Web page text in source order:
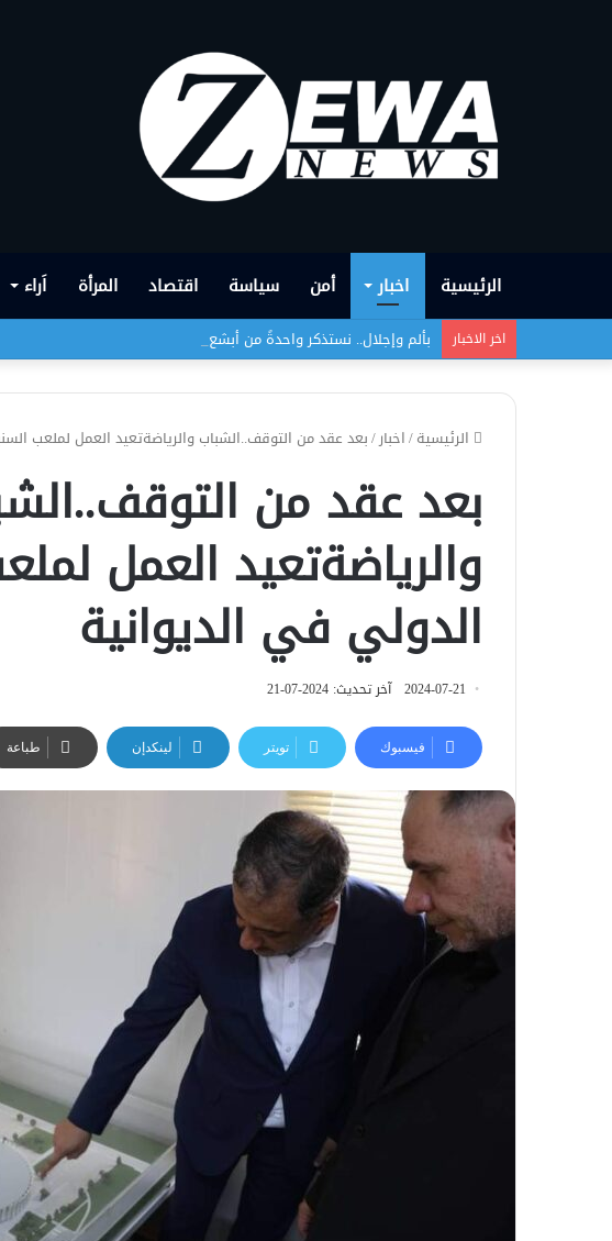
الرئيسية اخبار أمن سياسة اقتصاد المرأة اَراء
اخر الاخبار بألم وإجلال.. نستذكر واحدةً من أبشع الجرائم التي شهدها العراق في
الرئيسية/اخبار/بعد عقد من التوقف..الشباب والرياضةتعيد العمل لملعب
بعد عقد من
والرياضةتعيد العمل
الدولي في الديوانية
2024-07-21 آخر تحديث: 2024-07-21
فيسبوك تويتر لينكدإن طباعة